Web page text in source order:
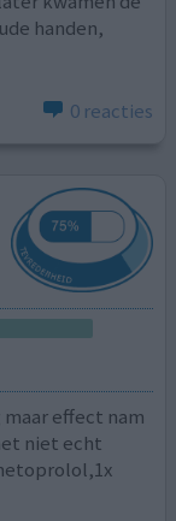
handen,
0 reacties
maar effect nam
niet echt